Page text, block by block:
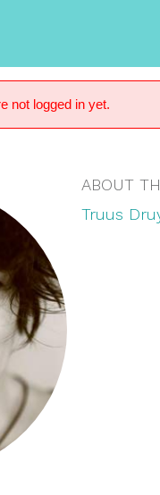
not logged in yet.
ABOUT
Truus